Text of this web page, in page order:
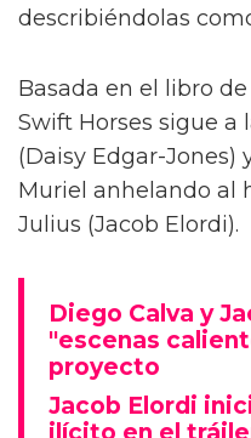
describiéndolas
Basada en el libro
Swift Horses sigue a
(Daisy Edgar-Jones)
Muriel anhelando al
Julius (Jacob Elordi).
Diego Calva y
"escenas
proyecto
Jacob Elordi